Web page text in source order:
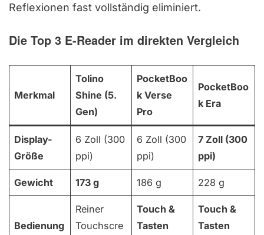
Reflexionen fast vollständig eliminiert.
Die Top 3 E-Reader im direkten Vergleich
Merkmal
Tolino
Shine (5.
Gen)
PocketBoo
k Verse
Pro
PocketBoo
k Era
Display-
Größe
6 Zoll (300
ppi)
6 Zoll (300
ppi)
7 Zoll (300
ppi)
Gewicht 173 g 186 g 228 g
Bedienung
Reiner
Touchscre
Touch &
Tasten
Touch &
Tasten